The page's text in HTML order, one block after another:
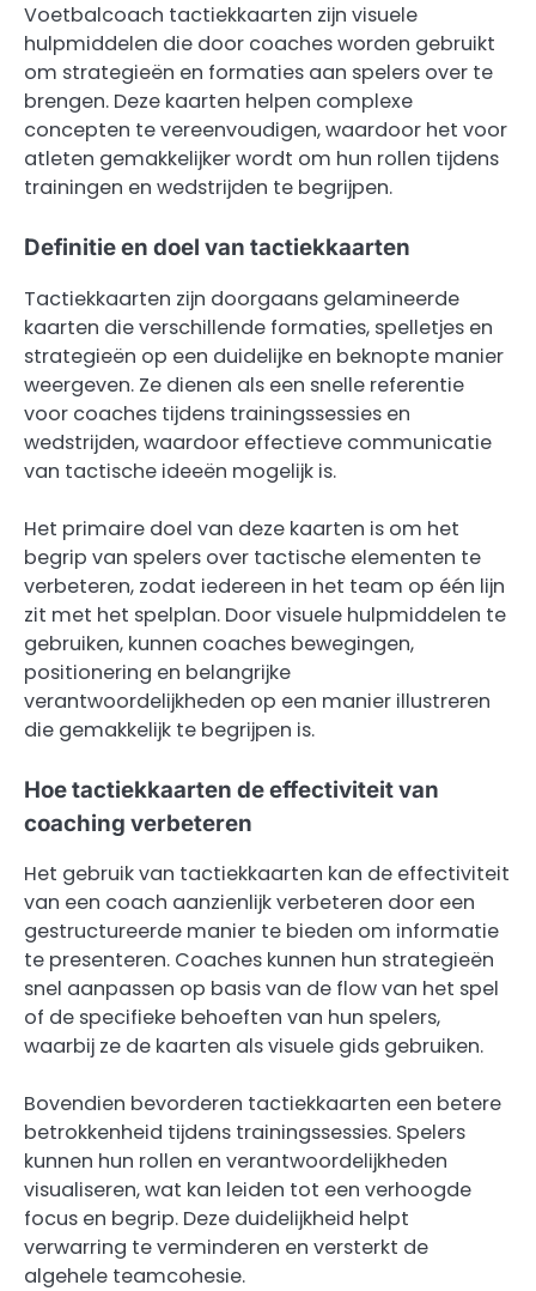
Voetbalcoach tactiekkaarten zijn visuele
hulpmiddelen die door coaches worden gebruikt
om strategieën en formaties aan spelers over te
brengen. Deze kaarten helpen complexe
concepten te vereenvoudigen, waardoor het voor
atleten gemakkelijker wordt om hun rollen tijdens
trainingen en wedstrijden te begrijpen.
Definitie en doel van tactiekkaarten
Tactiekkaarten zijn doorgaans gelamineerde
kaarten die verschillende formaties, spelletjes en
strategieën op een duidelijke en beknopte manier
weergeven. Ze dienen als een snelle referentie
voor coaches tijdens trainingssessies en
wedstrijden, waardoor effectieve communicatie
van tactische ideeën mogelijk is.
Het primaire doel van deze kaarten is om het
begrip van spelers over tactische elementen te
verbeteren, zodat iedereen in het team op één lijn
zit met het spelplan. Door visuele hulpmiddelen te
gebruiken, kunnen coaches bewegingen,
positionering en belangrijke
verantwoordelijkheden op een manier illustreren
die gemakkelijk te begrijpen is.
Hoe tactiekkaarten de effectiviteit van
coaching verbeteren
Het gebruik van tactiekkaarten kan de effectiviteit
van een coach aanzienlijk verbeteren door een
gestructureerde manier te bieden om informatie
te presenteren. Coaches kunnen hun strategieën
snel aanpassen op basis van de flow van het spel
of de specifieke behoeften van hun spelers,
waarbij ze de kaarten als visuele gids gebruiken.
Bovendien bevorderen tactiekkaarten een betere
betrokkenheid tijdens trainingssessies. Spelers
kunnen hun rollen en verantwoordelijkheden
visualiseren, wat kan leiden tot een verhoogde
focus en begrip. Deze duidelijkheid helpt
verwarring te verminderen en versterkt de
algehele teamcohesie.